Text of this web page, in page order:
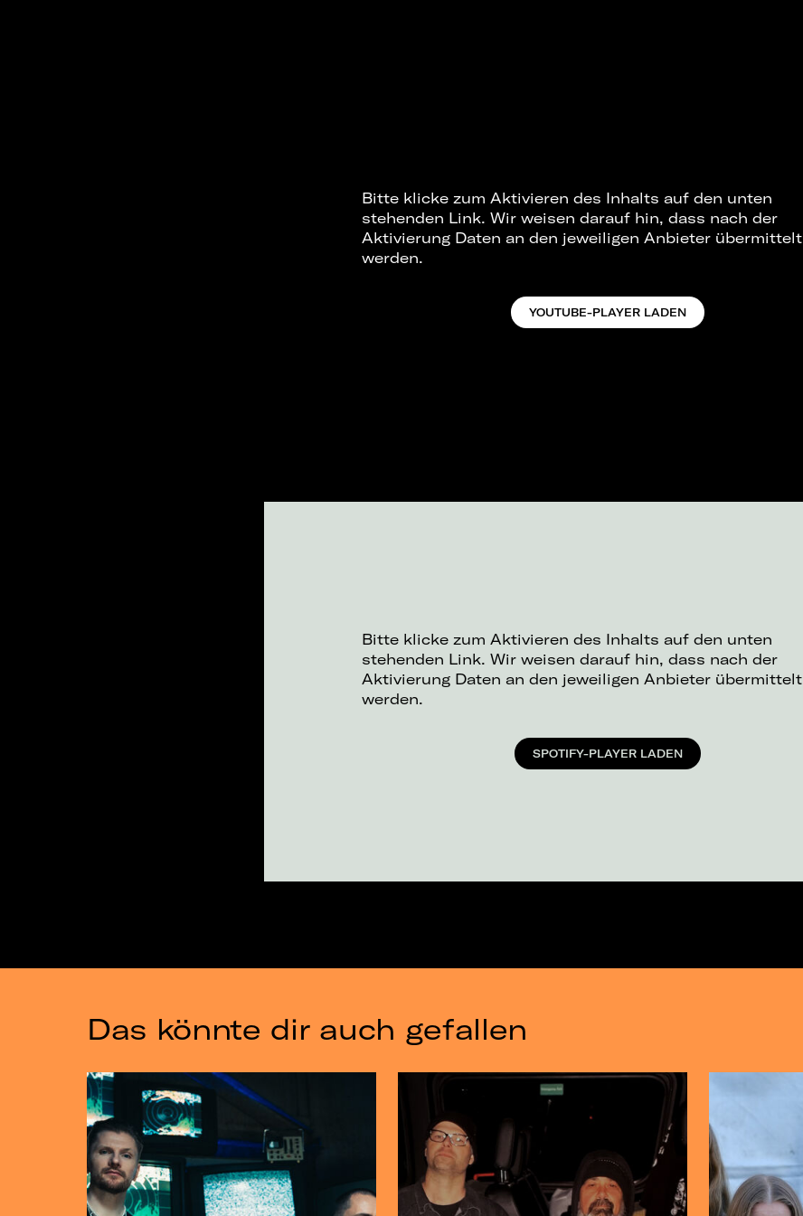
Bitte klicke zum Aktivieren des Inhalts auf den unten
stehenden Link. Wir weisen darauf hin, dass nach der
Aktivierung Daten an den jeweiligen Anbieter übermittelt
werden.
YOUTUBE-PLAYER LADEN
Bitte klicke zum Aktivieren des Inhalts auf den unten
stehenden Link. Wir weisen darauf hin, dass nach der
Aktivierung Daten an den jeweiligen Anbieter übermittelt
werden.
SPOTIFY-PLAYER LADEN
Das könnte dir auch gefallen